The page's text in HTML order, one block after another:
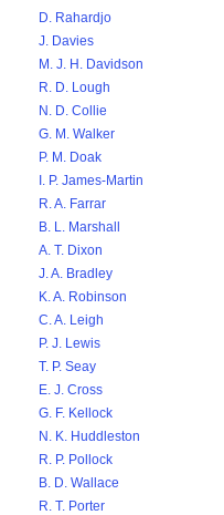
D. Rahardjo
J. Davies
M. J. H. Davidson
R. D. Lough
N. D. Collie
G. M. Walker
P. M. Doak
I. P. James-Martin
R. A. Farrar
B. L. Marshall
A. T. Dixon
J. A. Bradley
K. A. Robinson
C. A. Leigh
P. J. Lewis
T. P. Seay
E. J. Cross
G. F. Kellock
N. K. Huddleston
R. P. Pollock
B. D. Wallace
R. T. Porter